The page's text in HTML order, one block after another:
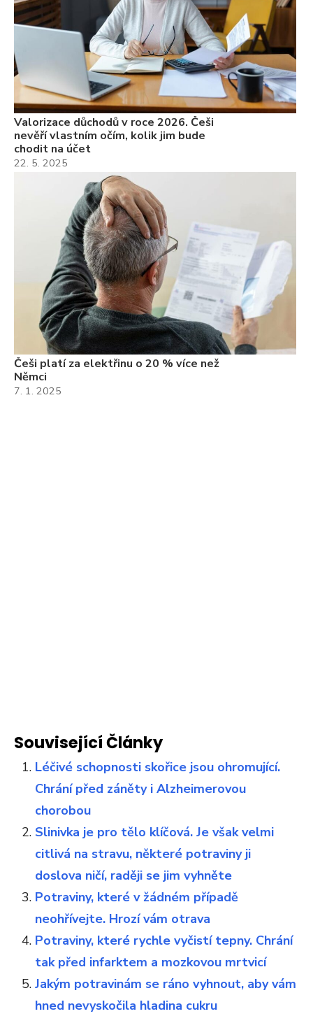
Valorizace důchodů v roce 2026. Češi
nevěří vlastním očím, kolik jim bude
chodit na účet
22. 5. 2025
Češi platí za elektřinu o 20 % více než
Němci
7. 1. 2025
Související Články
Léčivé schopnosti skořice jsou ohromující.
Chrání před záněty i Alzheimerovou
chorobou
Slinivka je pro tělo klíčová. Je však velmi
citlivá na stravu, některé potraviny ji
doslova ničí, raději se jim vyhněte
Potraviny, které v žádném případě
neohřívejte. Hrozí vám otrava
Potraviny, které rychle vyčistí tepny. Chrání
tak před infarktem a mozkovou mrtvicí
Jakým potravinám se ráno vyhnout, aby vám
hned nevyskočila hladina cukru